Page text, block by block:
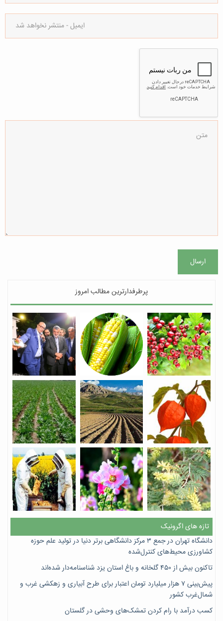
ارسال
پرطرفدارترین مطالب امروز
تازه های اگرونیک
دانشگاه تهران در جمع ۳ مرکز دانشگاهی برتر دنیا در تولید علم حوزه
کشاورزی محیط‌های کنترل‌شده
تاکنون بیش از ۴۵۰ گلخانه و باغ استان یزد شناسنامه‌دار شده‌اند
پیش‌بینی ۷‌ هزار میلیارد تومان اعتبار برای طرح آبیاری و زهکشی غرب و
شمال‌غرب کشور
کسب درآمد با رام کردن تمشک‌های وحشی در گلستان